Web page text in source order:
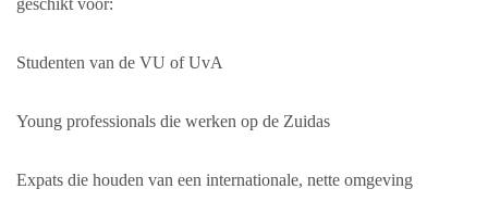
geschikt voor:
Studenten van de VU of UvA
Young professionals die werken op de Zuidas
Expats die houden van een internationale, nette omgeving